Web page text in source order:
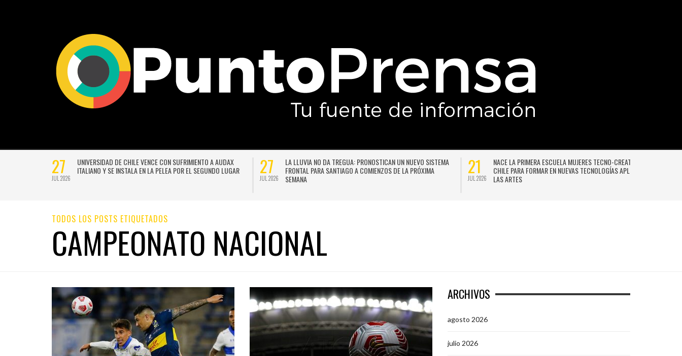
27
JUL 2026
UNIVERSIDAD DE CHILE VENCE CON SUFRIMIENTO A AUDAX
ITALIANO Y SE INSTALA EN LA PELEA POR EL SEGUNDO LUGAR
27
JUL 2026
LA LLUVIA NO DA TREGUA: PRONOSTICAN UN NUEVO SISTEMA
FRONTAL PARA SANTIAGO A COMIENZOS DE LA PRÓXIMA
SEMANA
21
JUL 2026
NACE LA PRIMERA ESCUELA MUJERES TECNO-CREATIVAS DE
CHILE PARA FORMAR EN NUEVAS TECNOLOGÍAS APLICADAS A
LAS ARTES
TODOS LOS POSTS ETIQUETADOS
CAMPEONATO NACIONAL
ARCHIVOS
agosto 2026
julio 2026